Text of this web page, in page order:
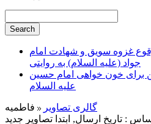
غزوه سویق و شهادت امام
جواد (علیه السلام) به روایتی
برای خون خواهی امام حسین
علیه السلام
گالری تصاویر
فاطميه
: تاریخ ارسال, ابتدا تصاویر جدید